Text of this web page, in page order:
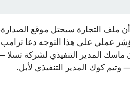
أن ملف التجارة سيحتل موقع
عملي على هذا التوجه دعا
ماسك المدير التنفيذي لشركة تسلا